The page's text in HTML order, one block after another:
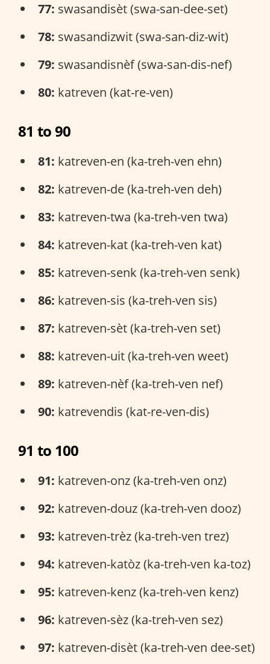
77: swasandisèt (swa-san-dee-set)
78: swasandizwit (swa-san-diz-wit)
79: swasandisnèf (swa-san-dis-nef)
80: katreven (kat-re-ven)
81 to 90
81: katreven-en (ka-treh-ven ehn)
82: katreven-de (ka-treh-ven deh)
83: katreven-twa (ka-treh-ven twa)
84: katreven-kat (ka-treh-ven kat)
85: katreven-senk (ka-treh-ven senk)
86: katreven-sis (ka-treh-ven sis)
87: katreven-sèt (ka-treh-ven set)
88: katreven-uit (ka-treh-ven weet)
89: katreven-nèf (ka-treh-ven nef)
90: katrevendis (kat-re-ven-dis)
91 to 100
91: katreven-onz (ka-treh-ven onz)
92: katreven-douz (ka-treh-ven dooz)
93: katreven-trèz (ka-treh-ven trez)
94: katreven-katòz (ka-treh-ven ka-toz)
95: katreven-kenz (ka-treh-ven kenz)
96: katreven-sèz (ka-treh-ven sez)
97: katreven-disèt (ka-treh-ven dee-set)